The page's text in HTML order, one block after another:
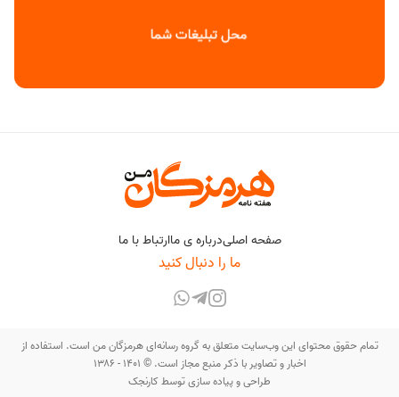
صفحه اصلیدرباره ی ماارتباط با ما
ما را دنبال کنید
تمام حقوق محتوای این وب‌سایت متعلق به گروه رسانه‌ای هرمزگان من است. استفاده از
اخبار و تصاویر با ذکر منبع مجاز است. © ۱۴۰۱ - ۱۳۸۶
طراحی و پیاده سازی توسطکارنجک